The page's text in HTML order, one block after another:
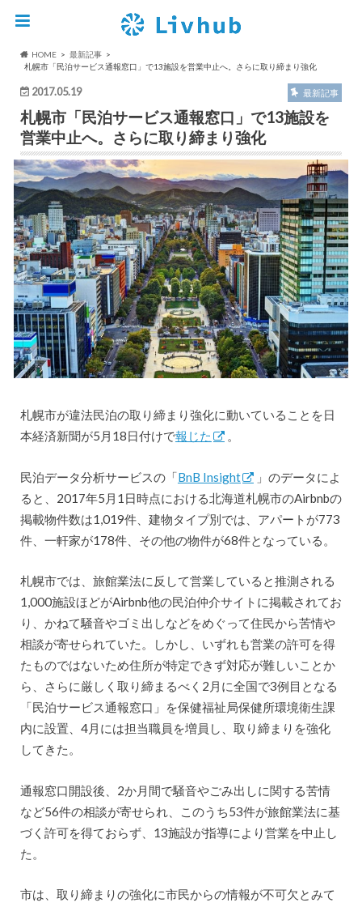
HOME
最新記事
札幌市「民泊サービス通報窓口」で13施設を営業中止へ。さらに取り締まり強化
2017.05.19 最新記事
札幌市「民泊サービス通報窓口」で13施設を
営業中止へ。さらに取り締まり強化
札幌市が違法民泊の取り締まり強化に動いていることを日
本経済新聞が5月18日付けで報じた 。
民泊データ分析サービスの「BnB Insight
」のデータによ
ると、2017年5月1日時点における北海道札幌市のAirbnbの
掲載物件数は1,019件、建物タイプ別では、アパートが773
件、一軒家が178件、その他の物件が68件となっている。
札幌市では、旅館業法に反して営業していると推測される
1,000施設ほどがAirbnb他の民泊仲介サイトに掲載されてお
り、かねて騒音やゴミ出しなどをめぐって住民から苦情や
相談が寄せられていた。しかし、いずれも営業の許可を得
たものではないため住所が特定できず対応が難しいことか
ら、さらに厳しく取り締まるべく2月に全国で3例目となる
「民泊サービス通報窓口」を保健福祉局保健所環境衛生課
内に設置、4月には担当職員を増員し、取り締まりを強化
してきた。
通報窓口開設後、2か月間で騒音やごみ出しに関する苦情
など56件の相談が寄せられ、このうち53件が旅館業法に基
づく許可を得ておらず、13施設が指導により営業を中止し
た。
市は、取り締まりの強化に市民からの情報が不可欠とみて